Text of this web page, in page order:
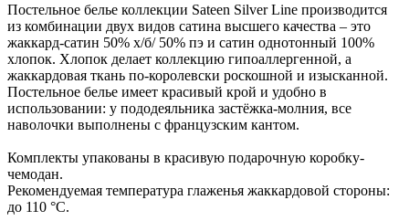
Постельное белье коллекции Sateen Silver Line производится
из комбинации двух видов сатина высшего качества – это
жаккард-сатин 50% х/б/ 50% пэ и сатин однотонный 100%
хлопок. Хлопок делает коллекцию гипоаллергенной, а
жаккардовая ткань по-королевски роскошной и изысканной.
Постельное белье имеет красивый крой и удобно в
использовании: у пододеяльника застёжка-молния, все
наволочки выполнены с французским кантом.
Комплекты упакованы в красивую подарочную коробку-
чемодан.
Рекомендуемая температура глаженья жаккардовой стороны:
до 110 °С.